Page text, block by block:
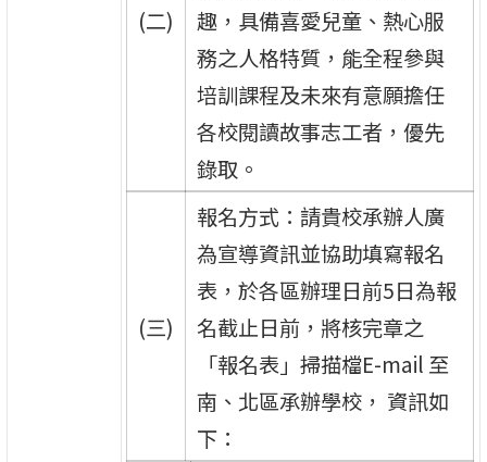
(二)
趣，具備喜愛兒童、熱心服
務之人格特質，能全程參與
培訓課程及未來有意願擔任
各校閱讀故事志工者，優先
錄取。
(三)
報名方式：請貴校承辦人廣
為宣導資訊並協助填寫報名
表，於各區辦理日前5日為報
名截止日前，將核完章之
「報名表」掃描檔E-mail 至
南、北區承辦學校， 資訊如
下：